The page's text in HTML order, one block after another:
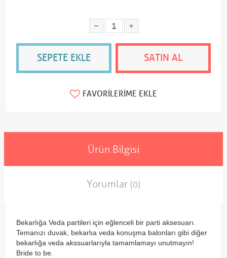
SEPETE EKLE SATIN AL
FAVORILERIME EKLE
Ürün Bilgisi
Yorumlar (0)
Bekarlığa Veda partileri için eğlenceli bir parti aksesuarı.
Temanızı duvak, bekarlıa veda konuşma balonları gibi diğer
bekarlığa veda akssuarlarıyla tamamlamayı unutmayın!
Bride to be.